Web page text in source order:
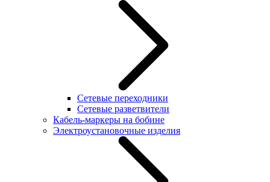
Сетевые переходники
Сетевые разветвители
Кабель-маркеры на бобине
Электроустановочные изделия